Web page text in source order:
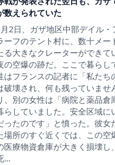
数えられていた
2日、ガザ地区中部デイル・
ーフのテント村に、数十メー
る大きなクレーターができて
の空爆の跡だ。ここで暮らし
はフランスの記者に「私たち
破壊され、何も残っていませ
、別の女性は「病院と薬品倉
らしていました。安全区域に
ったのです」と憤った。彼女
場所のすぐ近くでは、この空
医療物資倉庫が大きく損壊し
…